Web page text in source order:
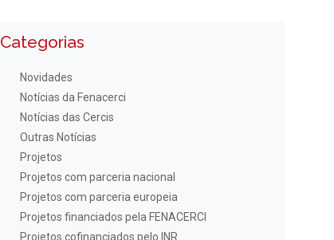
Categorias
Novidades
Notícias da Fenacerci
Notícias das Cercis
Outras Notícias
Projetos
Projetos com parceria nacional
Projetos com parceria europeia
Projetos financiados pela FENACERCI
Projetos cofinanciados pelo INR